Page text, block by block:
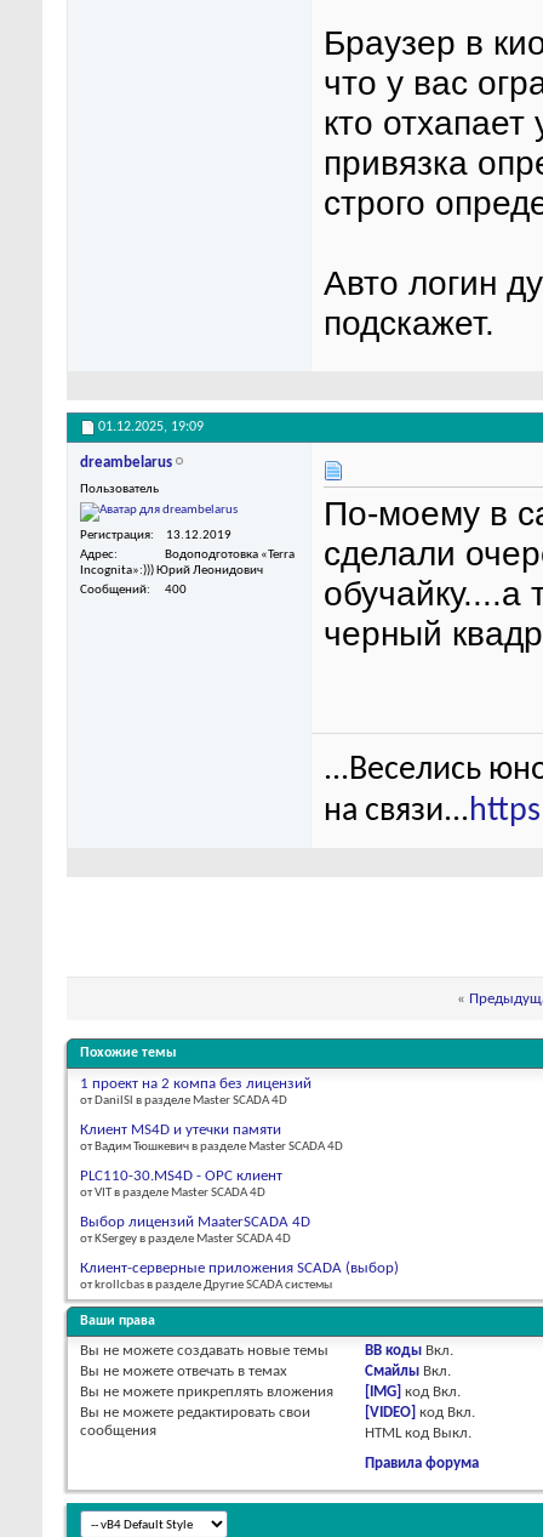
Браузер в
что у вас
кто
привязка
строго
Авто логин
подскажет.
01.12.2025, 19:09
dreambelarus
Пользователь
Регистрация
13.12.2019
Адрес
Водоподготовка «Terra
Incognita»:))) Юрий Леонидович
Сообщений
400
По-моему в
сделали
черный
...Веселись
на связи...
«
Похожие темы
1 проект на 2 компа без лицензий
от DanilSl в разделе Master SCADA 4D
Клиент MS4D и утечки памяти
от Вадим Тюшкевич в разделе Master SCADA 4D
PLC110-30.MS4D - OPC клиент
от VIT в разделе Master SCADA 4D
Выбор лицензий MaaterSCADA 4D
от KSergey в разделе Master SCADA 4D
Клиент-серверные приложения SCADA (выбор)
от krollcbas в разделе Другие SCADA системы
Ваши права
Вы не можете создавать новые темы
Вы не можете отвечать в темах
Вы не можете прикреплять вложения
Вы не можете редактировать свои
сообщения
BB коды Вкл.
Смайлы Вкл.
[IMG] код Вкл.
[VIDEO] код Вкл.
HTML код Выкл.
Правила форума